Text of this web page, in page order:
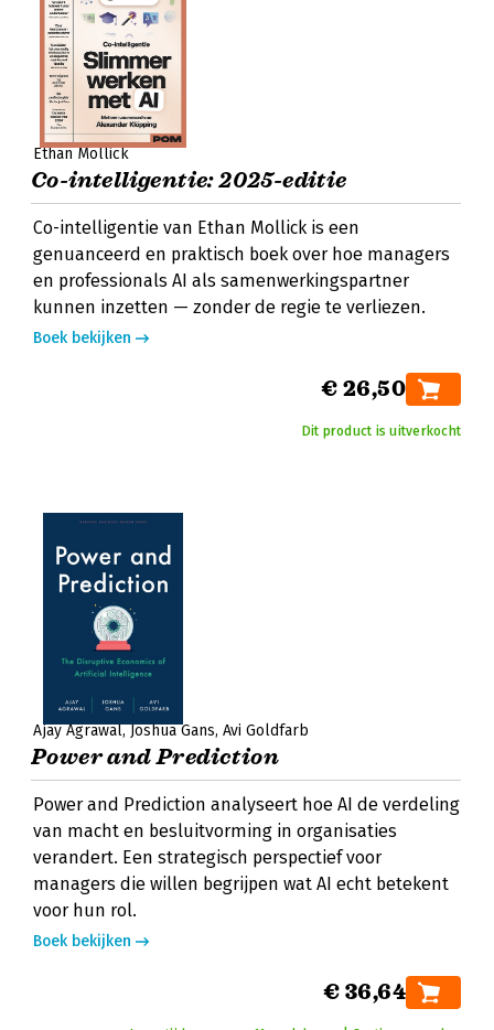
Ethan Mollick
Co-intelligentie: 2025-editie
Co-intelligentie van Ethan Mollick is een
genuanceerd en praktisch boek over hoe managers
en professionals AI als samenwerkingspartner
kunnen inzetten — zonder de regie te verliezen.
Boek bekijken
€ 26,50
Dit product is uitverkocht
Ajay Agrawal Joshua Gans Avi Goldfarb
Power and Prediction
Power and Prediction analyseert hoe AI de verdeling
van macht en besluitvorming in organisaties
verandert. Een strategisch perspectief voor
managers die willen begrijpen wat AI echt betekent
voor hun rol.
Boek bekijken
€ 36,64